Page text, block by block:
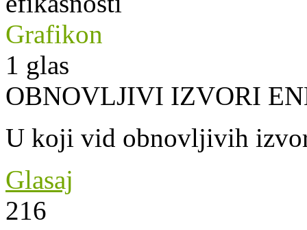
Grafikon
1 glas
OBNOVLJIVI IZVORI
U koji vid obnovljivih
Glasaj
216